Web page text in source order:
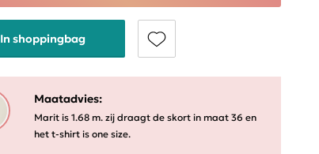
In shoppingbag
Maatadvies:
Marit is 1.68 m. zij draagt de skort in maat 36 en
het t-shirt is one size.